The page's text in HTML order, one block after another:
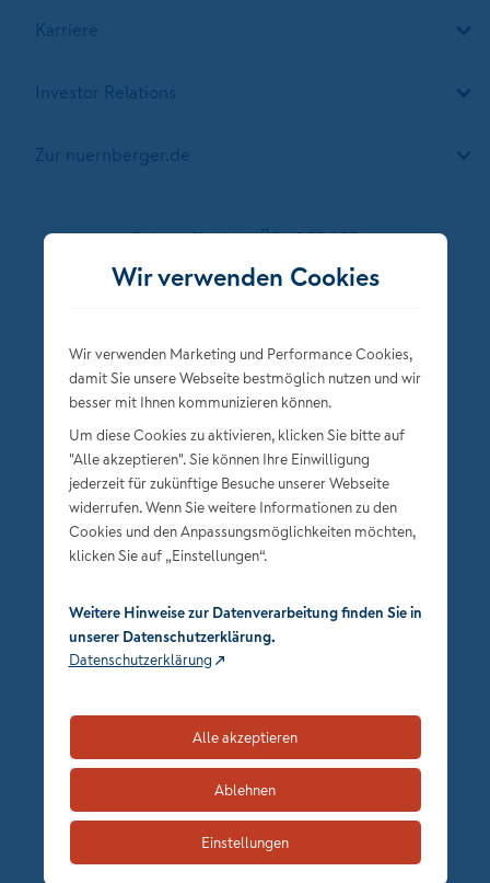
Karriere
Investor Relations
Zur nuernberger.de
Folgen Sie der NÜRNBERGER
Datenschutz
Impressum
Privatsphäre-Einstellungen
zum Seitenanfang
Wir verwenden Cookies
Wir verwenden Marketing und Performance Cookies,
damit Sie unsere Webseite bestmöglich nutzen und wir
besser mit Ihnen kommunizieren können.
Um diese Cookies zu aktivieren, klicken Sie bitte auf
"Alle akzeptieren". Sie können Ihre Einwilligung
jederzeit für zukünftige Besuche unserer Webseite
widerrufen. Wenn Sie weitere Informationen zu den
Cookies und den Anpassungsmöglichkeiten möchten,
klicken Sie auf „Einstellungen“.
Weitere Hinweise zur Datenverarbeitung finden Sie in
unserer Datenschutzerklärung.
Datenschutzerklärung
Alle akzeptieren
Ablehnen
Einstellungen